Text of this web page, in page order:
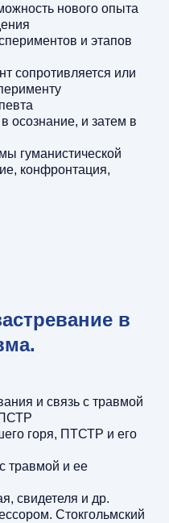
нового опыта
и этапов
сопротивляется или
осознание, и затем в
гуманистической
конфронтация,
в
и связь с травмой
ПСТР
горя, ПТСТР и его
травмой и ее
свидетеля и др.
Стокгольмский